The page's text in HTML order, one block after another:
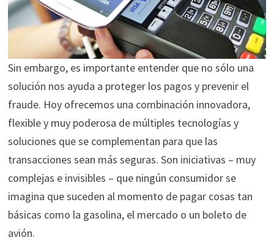
Sin embargo, es importante entender que no sólo una
solución nos ayuda a proteger los pagos y prevenir el
fraude. Hoy ofrecemos una combinación innovadora,
flexible y muy poderosa de múltiples tecnologías y
soluciones que se complementan para que las
transacciones sean más seguras. Son iniciativas – muy
complejas e invisibles – que ningún consumidor se
imagina que suceden al momento de pagar cosas tan
básicas como la gasolina, el mercado o un boleto de
avión.